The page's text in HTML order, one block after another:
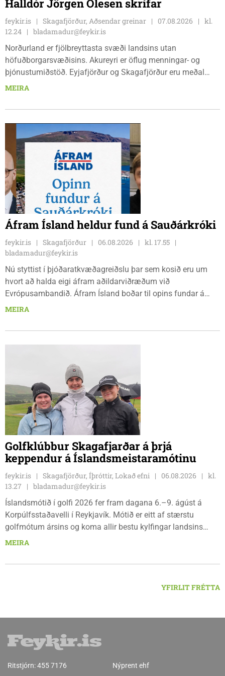
Halldór Jörgen Olesen skrifar
feykir.is Skagafjörður, Aðsendar greinar 07.08.2026
kl.
12.24
bladamadur@feykir.is
Norðurland er fjölbreyttasta svæði landsins utan
höfuðborgarsvæðisins. Akureyri er öflug menningar- og
þjónustumiðstöð. Eyjafjörður og Skagafjörður eru meðal
bestu landbúnaðarsvæða landsins. Dalvík, Siglufjörður og
svæðinu er verið að þróa orkuverkefni og nýsköpun.
MEIRA
Áfram Ísland heldur fund á Sauðárkróki
feykir.is Skagafjörður 06.08.2026
kl. 17.55
bladamadur@feykir.is
Nú styttist í þjóðaratkvæðagreiðslu þar sem kosið eru um
hvort að halda eigi áfram aðildarviðræðum við
Evrópusambandið. Áfram Ísland boðar til opins fundar á
Frímúrarasalnum Borgarmýri 1 á Sauðarkróki, laugardaginn
nauðsynleg.
MEIRA
Golfklúbbur Skagafjarðar á þrjá
keppendur á Íslandsmeistaramótinu
feykir.is Skagafjörður, Íþróttir, Lokað efni 06.08.2026
kl.
13.27
bladamadur@feykir.is
Íslandsmótið í golfi 2026 fer fram dagana 6.–9. ágúst á
Korpúlfsstaðavelli í Reykjavík. Mótið er eitt af stærstu
golfmótum ársins og koma allir bestu kylfingar landsins
saman til að sýna hæfileika sína. Golfklúbbur Skagafjarðar
Dagbjörtu Sísí Einarsdóttur, sem er nýkrýndur klúbbmeistari
MEIRA
YFIRLIT FRÉTTA
Ritstjórn:455 7176 Nýprent ehf